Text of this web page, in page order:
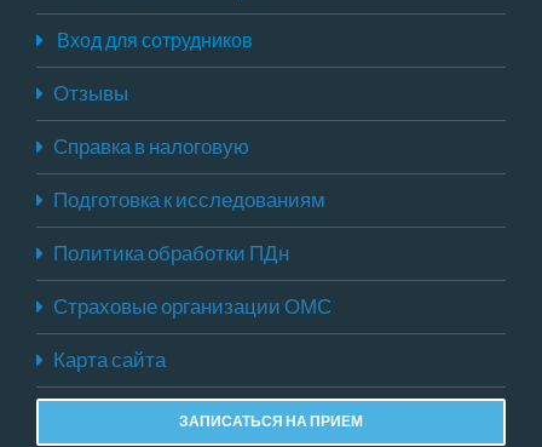
Вход для сотрудников
Отзывы
Справка в налоговую
Подготовка к исследованиям
Политика обработки ПДн
Страховые организации ОМС
Карта сайта
ЗАПИСАТЬСЯ НА ПРИЕМ